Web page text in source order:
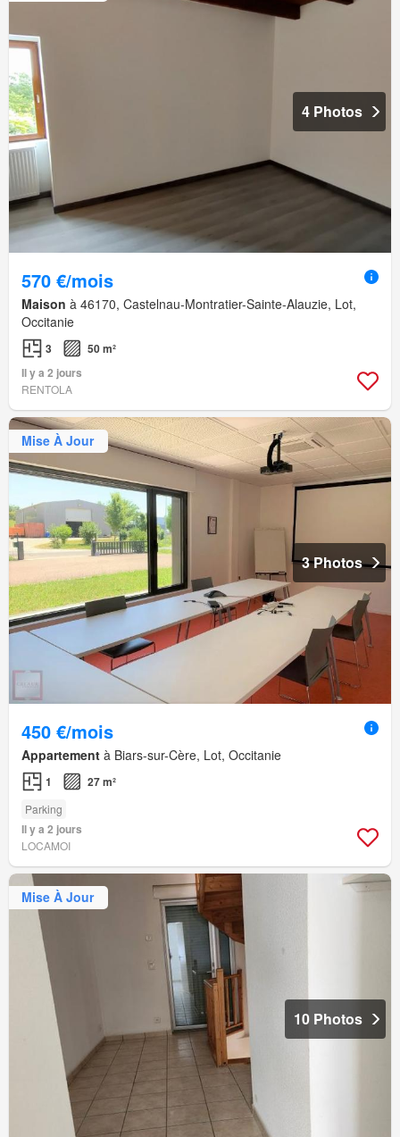
4 Photos
570 €/mois
Maison à 46170, Castelnau-Montratier-Sainte-Alauzie, Lot,
Occitanie
3
50 m²
Il y a 2 jours
RENTOLA
Mise À Jour
3 Photos
450 €/mois
Appartement à Biars-sur-Cère, Lot, Occitanie
1 27 m²
Parking
Il y a 2 jours
LOCAMOI
Mise À Jour
10 Photos